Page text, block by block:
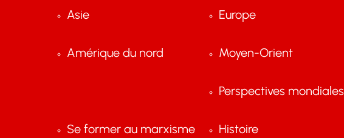
Asie
Amérique du nord
Europe
Moyen-Orient
Perspectives mondiales
Se former au marxisme Histoire